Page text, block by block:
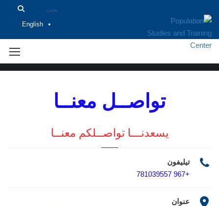
English
تواصل معنا
تواصــل معنــا
يسعدنـــا تواصــلكم معنــا
تيليفون
+967 781039557
عنوان